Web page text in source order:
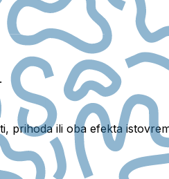
prihoda ili oba efekta